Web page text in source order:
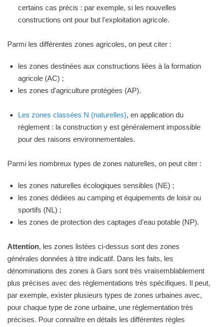
certains cas précis : par exemple, si les nouvelles
constructions ont pour but l'exploitation agricole.
Parmi les différentes zones agricoles, on peut citer :
les zones destinées aux constructions liées à la formation
agricole (AC) ;
les zones d'agriculture protégées (AP).
Les zones classées N (naturelles), en application du
règlement : la construction y est généralement impossible
pour des raisons environnementales.
Parmi les nombreux types de zones naturelles, on peut citer :
les zones naturelles écologiques sensibles (NE) ;
les zones dédiées au camping et équipements de loisir ou
sportifs (NL) ;
les zones de protection des captages d'eau potable (NP).
Attention, les zones listées ci-dessus sont des zones
générales données à titre indicatif. Dans les faits, les
dénominations des zones à Gars sont très vraisemblablement
plus précises avec des règlementations très spécifiques. Il peut,
par exemple, exister plusieurs types de zones urbaines avec,
pour chaque type de zone urbaine, une règlementation très
précises. Pour connaître en détails les différentes règles